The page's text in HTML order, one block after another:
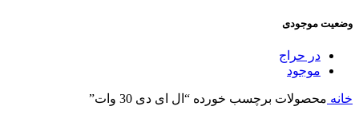
وضعیت موجودی
در حراج
موجود
خانه محصولات برچسب خورده “ال ای دی 30 وات”